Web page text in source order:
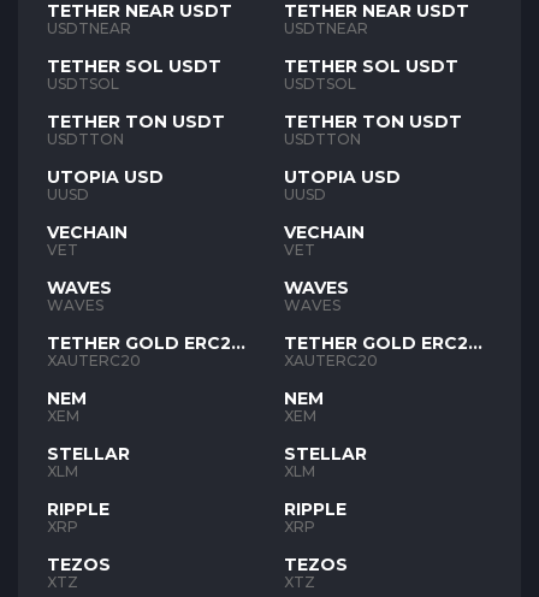
TETHER NEAR USDT
USDTNEAR
TETHER SOL USDT
USDTSOL
TETHER TON USDT
USDTTON
UTOPIA USD
UUSD
VECHAIN
VET
WAVES
WAVES
TETHER GOLD ERC20
XAUT
XAUTERC20
NEM
XEM
STELLAR
XLM
RIPPLE
XRP
TEZOS
XTZ
TETHER NEAR USDT
USDTNEAR
TETHER SOL USDT
USDTSOL
TETHER TON USDT
USDTTON
UTOPIA USD
UUSD
VECHAIN
VET
WAVES
WAVES
TETHER GOLD ERC20
XAUT
XAUTERC20
NEM
XEM
STELLAR
XLM
RIPPLE
XRP
TEZOS
XTZ